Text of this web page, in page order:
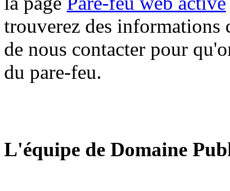
trouverez des informations
de nous contacter pour
du pare-feu.
L'équipe de Domaine